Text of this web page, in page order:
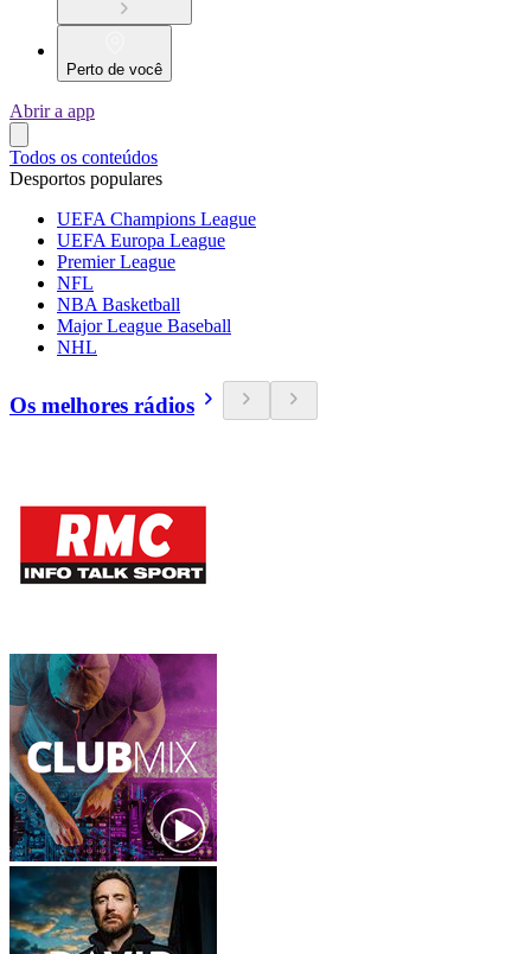
Perto de você
Abrir a app
Todos os conteúdos
Desportos populares
UEFA Champions League
UEFA Europa League
Premier League
NFL
NBA Basketball
Major League Baseball
NHL
Os melhores rádios